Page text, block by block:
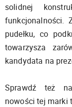
solidnej
funkcjonalności.
pudełku, co
towarzysza
kandydata na
Sprawdź też
nowości tej marki